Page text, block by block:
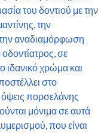
του δοντιού με την
την
αναδιαμόρφωση
σε
ιδανικό χρώμα και
στο
όψεις πορσελάνης
μόνιμα σε αυτά
που είναι